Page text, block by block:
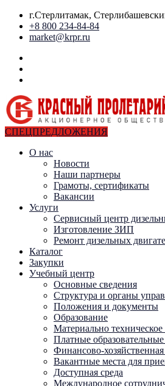
г.Стерлитамак,
+8 800 234-84-84
market@krpr.ru
СПЕЦПРЕДЛОЖЕНИЯ
О нас
Новости
Наши партнеры
Грамоты, сертификаты
Вакансии
Услуги
Сервисный центр
Изготовление ЗИП
Ремонт дизельных
Каталог
Закупки
Учебный центр
Основные сведения
Структура и органы
Положения и документы
Образование
Материально техническое
Платные образовательные
Финансово-хозяйственная
Вакантные места для
Доступная среда
Международное